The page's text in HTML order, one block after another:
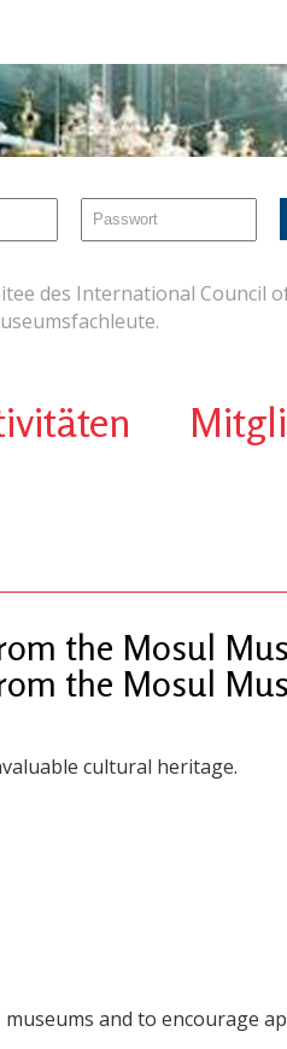
des International Council
the Mosul
the Mosul
cultural heritage.
and to encourage